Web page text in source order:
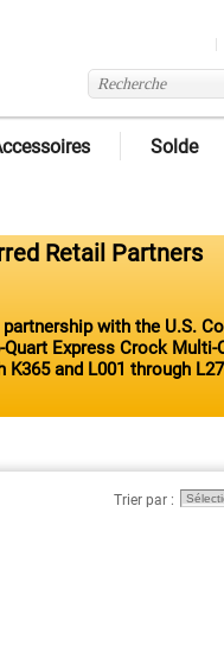
Solde
Retail Partners
with the U.S.
Express Crock Multi-
and L001 through
Trier par :